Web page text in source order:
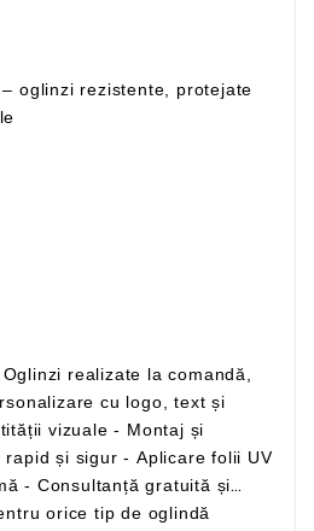
oglinzi rezistente, protejate
realizate la comandă,
cu logo, text și
vizuale - Montaj și
și sigur - Aplicare folii UV
- Consultanță gratuită și
orice tip de oglindă